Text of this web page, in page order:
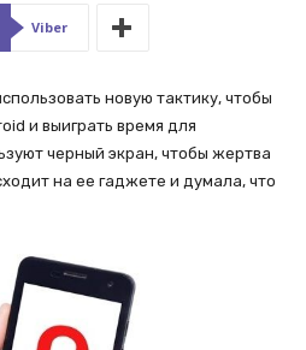
Viber
новую тактику, чтобы
и выиграть время для
черный экран, чтобы жертва
на ее гаджете и думала, что